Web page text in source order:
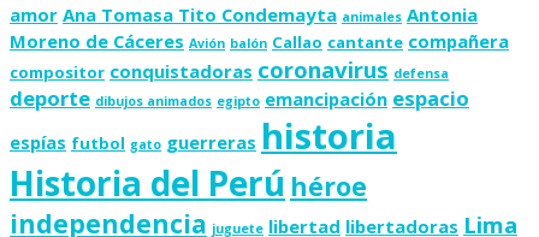
amor Ana Tomasa Tito Condemayta animales Antonia
Moreno de Cáceres Avión balón Callao cantante compañera
compositor conquistadoras coronavirus defensa
deporte dibujos animados egipto emancipación espacio
espías futbol gato guerreras historia
Historia del Perú héroe
independencia juguete libertad libertadoras Lima